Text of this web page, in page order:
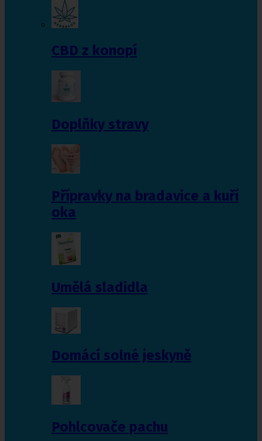
CBD z konopí
Doplňky stravy
Přípravky na bradavice a kuří
oka
Umělá sladidla
Domácí solné jeskyně
Pohlcovače pachu